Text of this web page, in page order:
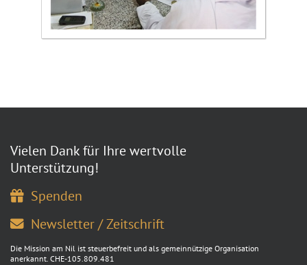
Vielen Dank für Ihre wertvolle
Unterstützung!
Spenden
Newsletter / Zeitschrift
Die Mission am Nil ist steuerbefreit und als gemeinnützige Organisation
anerkannt. CHE-105.809.481